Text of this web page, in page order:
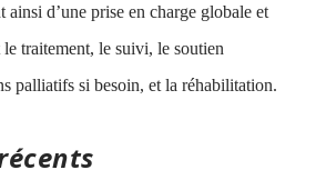
ainsi d’une prise en charge globale et
traitement, le suivi, le soutien
palliatifs si besoin, et la réhabilitation.